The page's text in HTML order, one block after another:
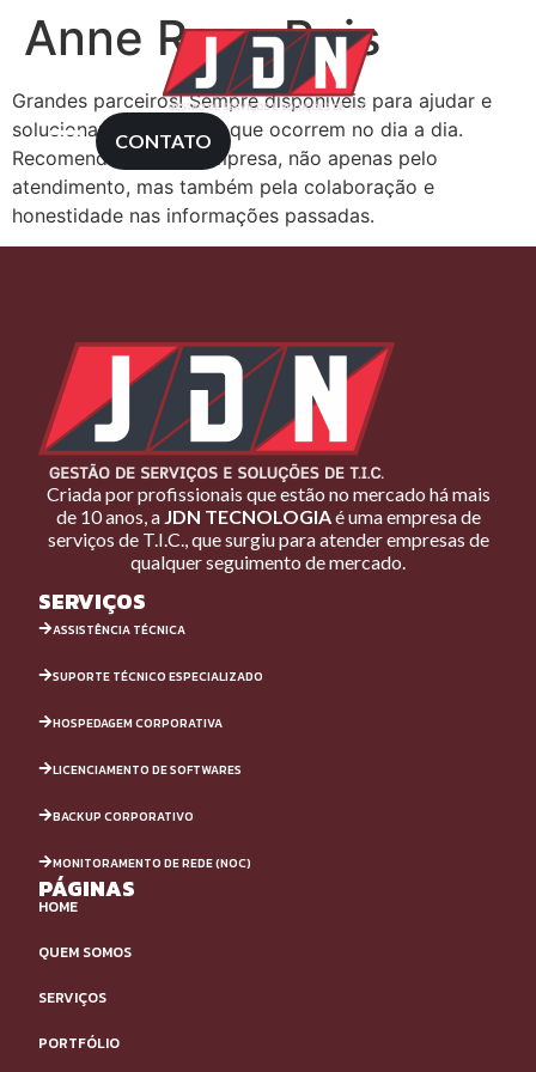
CONTATO
Anne Rose Reis
Grandes parceiros! Sempre disponíveis para ajudar e
solucionar as situações que ocorrem no dia a dia.
Recomendo muito a empresa, não apenas pelo
atendimento, mas também pela colaboração e
honestidade nas informações passadas.
Criada por profissionais que estão no mercado há mais
de 10 anos, a JDN TECNOLOGIAé uma empresa de
serviços de T.I.C., que surgiu para atender empresas de
qualquer seguimento de mercado.
SERVIÇOS
ASSISTÊNCIA TÉCNICA
SUPORTE TÉCNICO ESPECIALIZADO
HOSPEDAGEM CORPORATIVA
LICENCIAMENTO DE SOFTWARES
BACKUP CORPORATIVO
MONITORAMENTO DE REDE (NOC)
PÁGINAS
HOME
QUEM SOMOS
SERVIÇOS
PORTFÓLIO